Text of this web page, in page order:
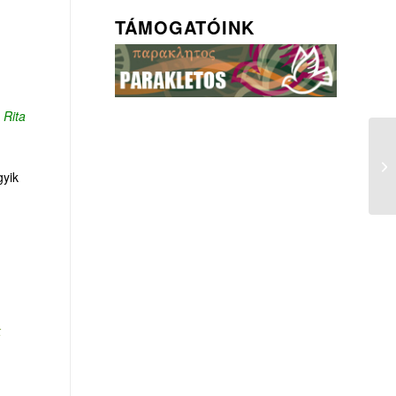
TÁMOGATÓINK